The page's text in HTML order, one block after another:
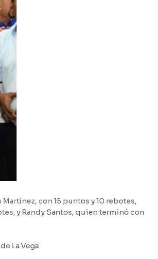
con 15 puntos y 10 rebotes,
y Randy Santos, quien terminó con
La Vega